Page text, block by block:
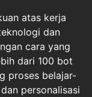
atas kerja
dan
cara yang
dari 100 bot
proses belajar-
personalisasi